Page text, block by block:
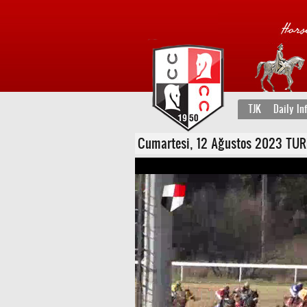
TJK Daily
Cumartesi, 12 Ağustos 2023